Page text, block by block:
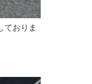
ておりま